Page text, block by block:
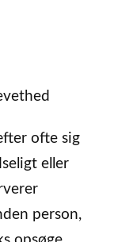
ofte sig
eller
person,